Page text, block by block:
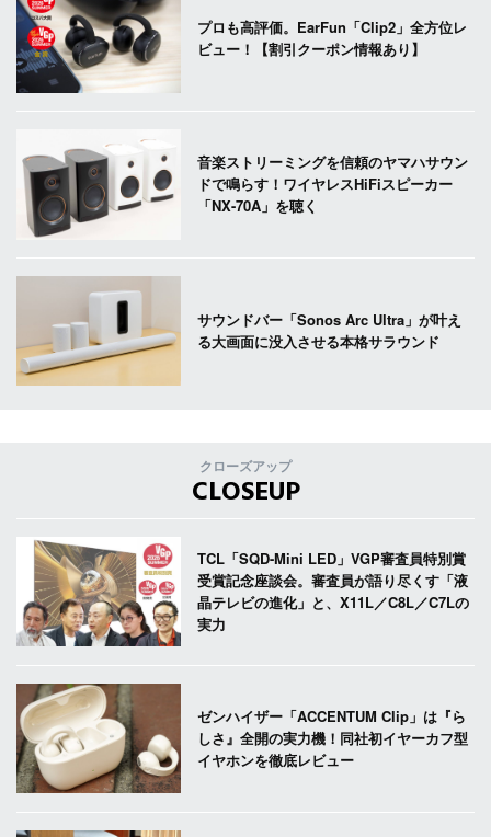
プロも高評価。EarFun「Clip2」全方位レ
ビュー！【割引クーポン情報あり】
音楽ストリーミングを信頼のヤマハサウン
ドで鳴らす！ワイヤレスHiFiスピーカー
「NX-70A」を聴く
サウンドバー「Sonos Arc Ultra」が叶え
る大画面に没入させる本格サラウンド
クローズアップ
CLOSEUP
TCL「SQD-Mini LED」VGP審査員特別賞
受賞記念座談会。審査員が語り尽くす「液
晶テレビの進化」と、X11L／C8L／C7Lの
実力
ゼンハイザー「ACCENTUM Clip」は『ら
しさ』全開の実力機！同社初イヤーカフ型
イヤホンを徹底レビュー